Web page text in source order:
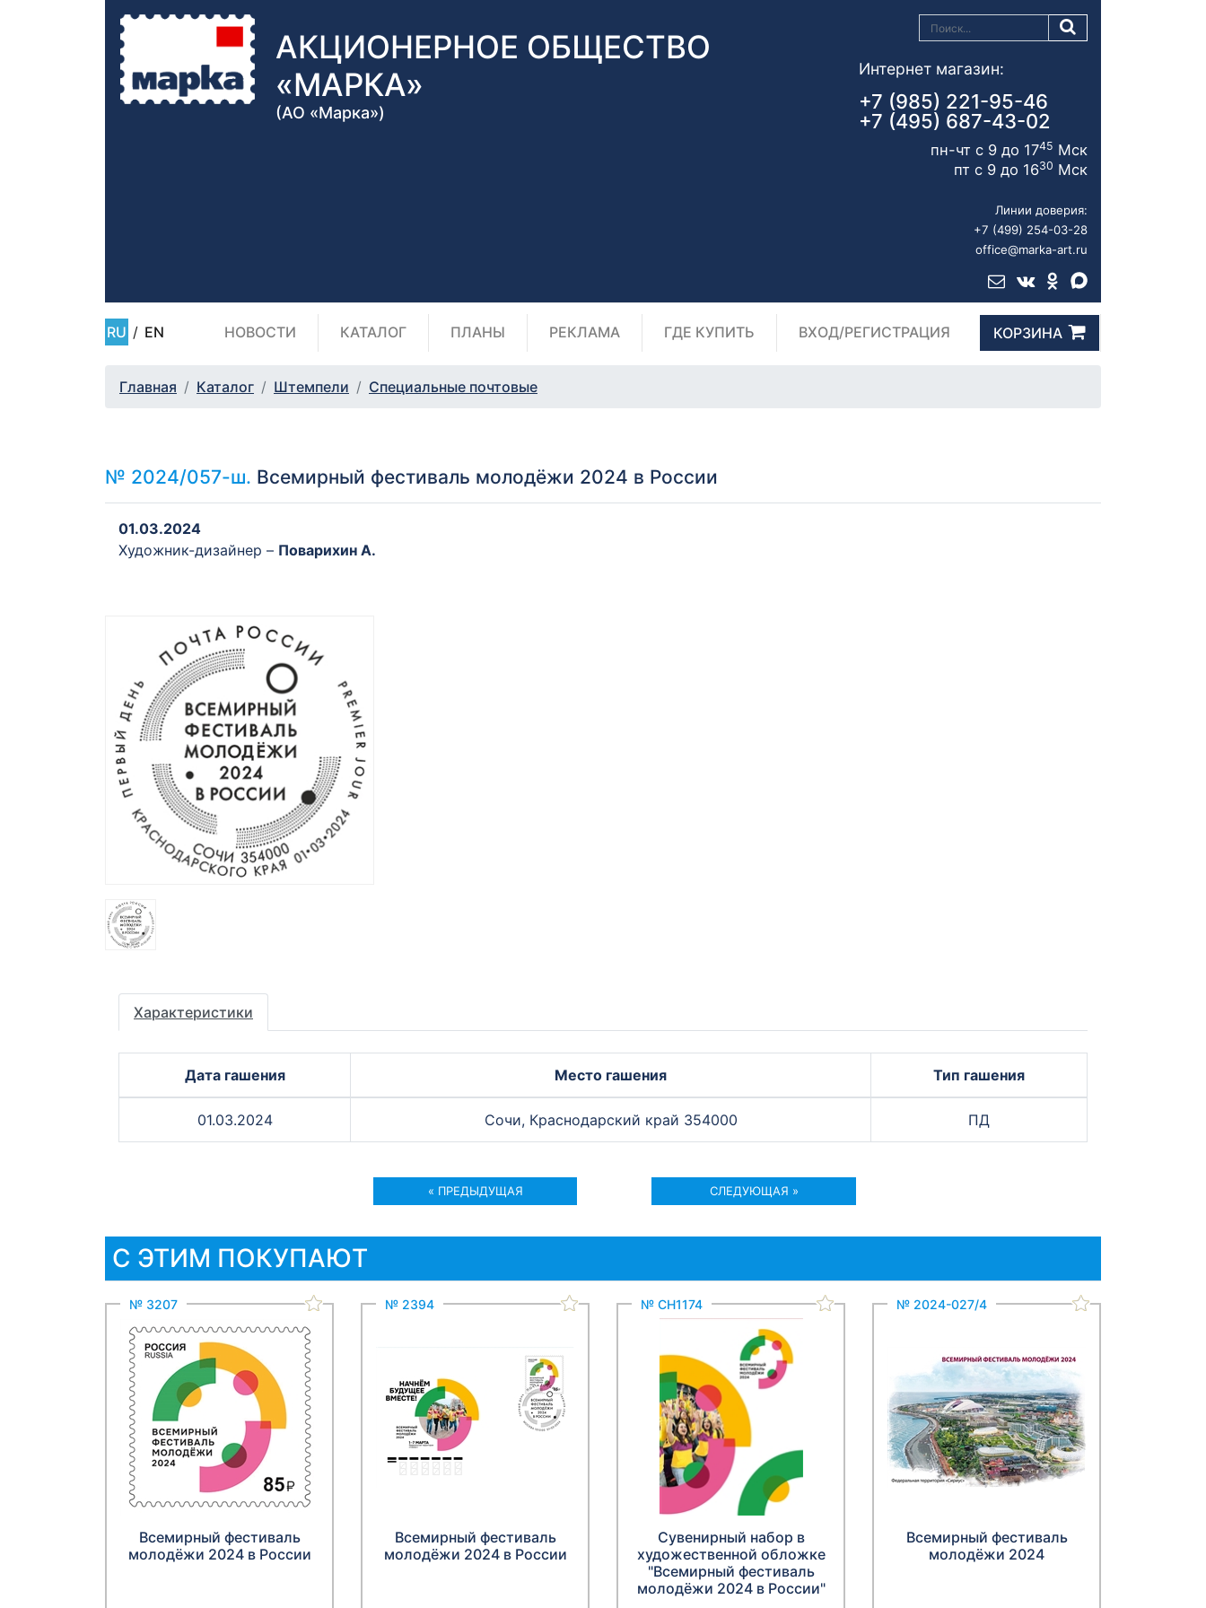
АКЦИОНЕРНОЕ ОБЩЕСТВО
«МАРКА»
(АО «Марка»)
Интернет магазин:
+7 (985) 221-95-46
+7 (495) 687-43-02
пн-чт с 9 до 1745 Мск
пт с 9 до 1630 Мск
Линии доверия:
+7 (499) 254-03-28
office@marka-art.ru
RU / EN НОВОСТИ КАТАЛОГ ПЛАНЫ РЕКЛАМА ГДЕ КУПИТЬ ВХОД/РЕГИСТРАЦИЯ КОРЗИНА
Главная Каталог Штемпели Специальные почтовые
№ 2024/057-ш. Всемирный фестиваль молодёжи 2024 в России
01.03.2024
Художник-дизайнер – Поварихин А.
Характеристики
Дата гашения Место гашения Тип гашения
01.03.2024 Сочи, Краснодарский край 354000 ПД
« ПРЕДЫДУЩАЯ СЛЕДУЮЩАЯ »
С ЭТИМ ПОКУПАЮТ
№ 3207
Всемирный фестиваль
молодёжи 2024 в России
№ 2394
Всемирный фестиваль
молодёжи 2024 в России
№ СН1174
Сувенирный набор в
художественной обложке
"Всемирный фестиваль
молодёжи 2024 в России"
№ 2024-027/4
Всемирный фестиваль
молодёжи 2024